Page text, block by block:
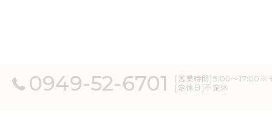
0949-52-6701
[営業時間]9:00～17:00※
[定休日]不定休